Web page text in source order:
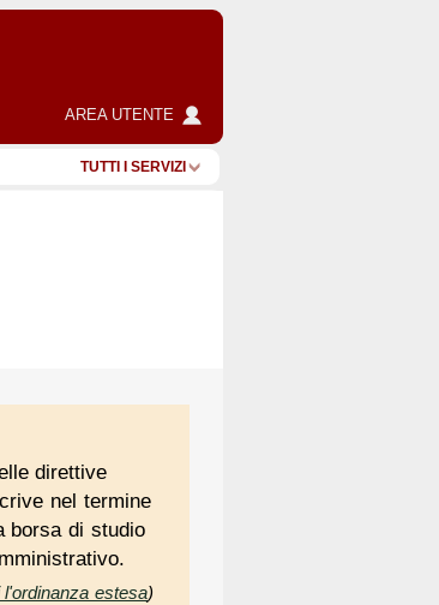
AREA UTENTE
TUTTI I SERVIZI
direttive
nel termine
borsa di studio
l'ordinanza estesa)